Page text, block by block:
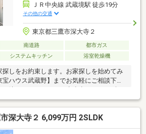
ＪＲ中央線 武蔵境駅 徒歩19分
その他の交通
東京都三鷹市深大寺２
南道路
都市ガス
システムキッチン 浴室乾燥機
探しをお約束します。お家探しを始めてみ
ハウス武蔵野】までお気軽にご相談下さ
】をお聞かせ下さい。「行って良かっ
して楽しかった！」と思って頂けるよう
に！住まいに本気です！！】【資料請
タンをクリック又は東宝ハウス武蔵野
深大寺２ 6,099万円 2SLDK